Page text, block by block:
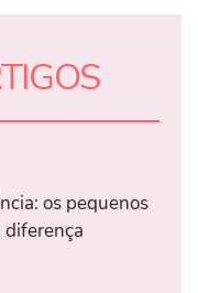
os pequenos
diferença